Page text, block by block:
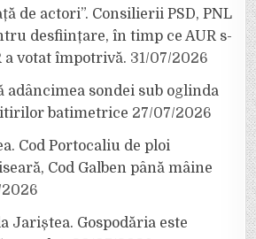
de actori”. Consilierii PSD, PNL
desființare, în timp ce AUR s-
a votat împotrivă. 31/07/2026
adâncimea sondei sub oglinda
batimetrice 27/07/2026
Cod Portocaliu de ploi
Cod Galben până mâine
Jariștea. Gospodăria este